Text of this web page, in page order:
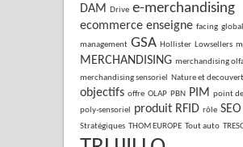
DAM Drive e-merchandising
ecommerce enseigne facing
management GSA Hollister Lowsellers
MERCHANDISING merchandising
merchandising sensoriel Nature et
objectifs offre OLAP PBN PIM point
poly-sensoriel produit RFID rôle SEO
Stratégiques THOM EUROPE Tout auto